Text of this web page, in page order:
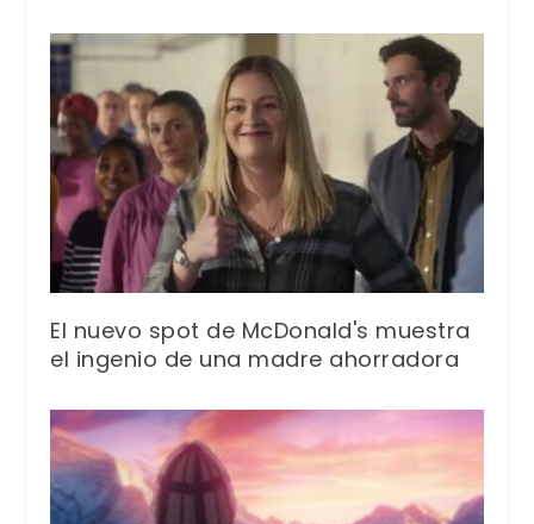
El nuevo spot de McDonald's muestra
el ingenio de una madre ahorradora